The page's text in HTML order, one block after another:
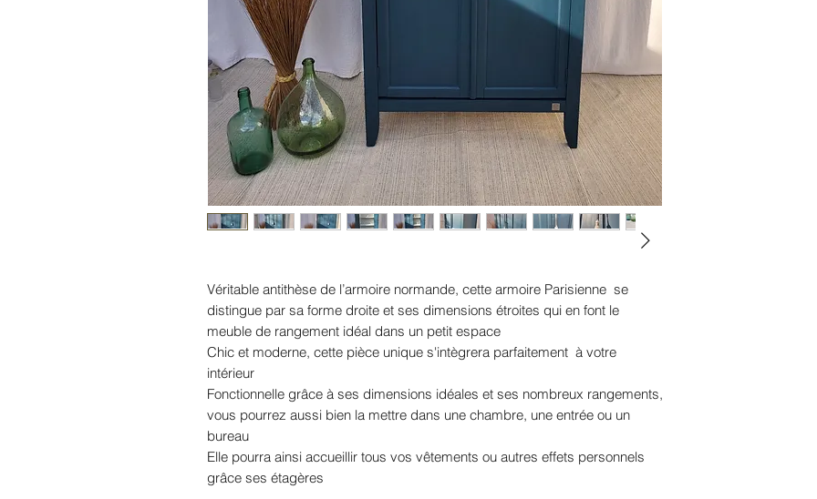
Véritable antithèse de l’armoire normande, cette armoire Parisienne se
distingue par sa forme droite et ses dimensions étroites qui en font le
meuble de rangement idéal dans un petit espace
Chic et moderne, cette pièce unique s'intègrera parfaitement à votre
intérieur
Fonctionnelle grâce à ses dimensions idéales et ses nombreux rangements,
vous pourrez aussi bien la mettre dans une chambre, une entrée ou un
bureau
Elle pourra ainsi accueillir tous vos vêtements ou autres effets personnels
grâce ses étagères